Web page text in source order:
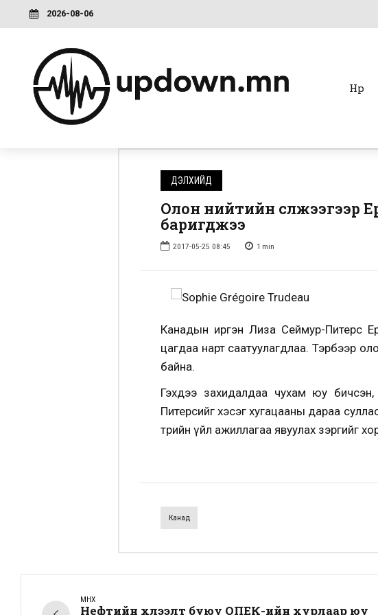
2026-08-06
Нүүр
ДЭЛХИЙД
Олон нийтийн сүлжээгээр
баригджээ
2017-05-25 08:45 1 min
Канадын иргэн Лиза Сеймур-Питерс
цагдаа нарт саатуулагдлаа. Тэрбээр
байна.
Гэхдээ захидалдаа чухам юу
Питерсийг хэсэг хугацааны дараа
төрийн үйл ажиллагаа явуулах зэргийг
Канад
ӨМНӨХ
Нефтийн хүлээлт буюу ОПЕК-ийн хурлаар юу